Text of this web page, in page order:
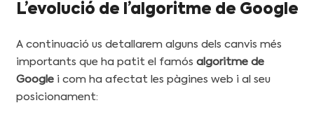
L’evolució de l’algoritme de Google
A continuació us detallarem alguns dels canvis més
importants que ha patit el famós algoritme de
Googlei com ha afectat les pàgines web i al seu
posicionament: